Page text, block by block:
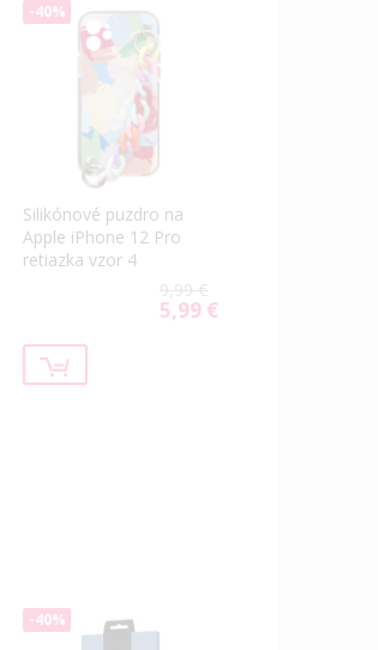
-40%
Silikónové puzdro na
Apple iPhone 12 Pro
retiazka vzor 4
9,99 €
Special
5,99 €
-40%